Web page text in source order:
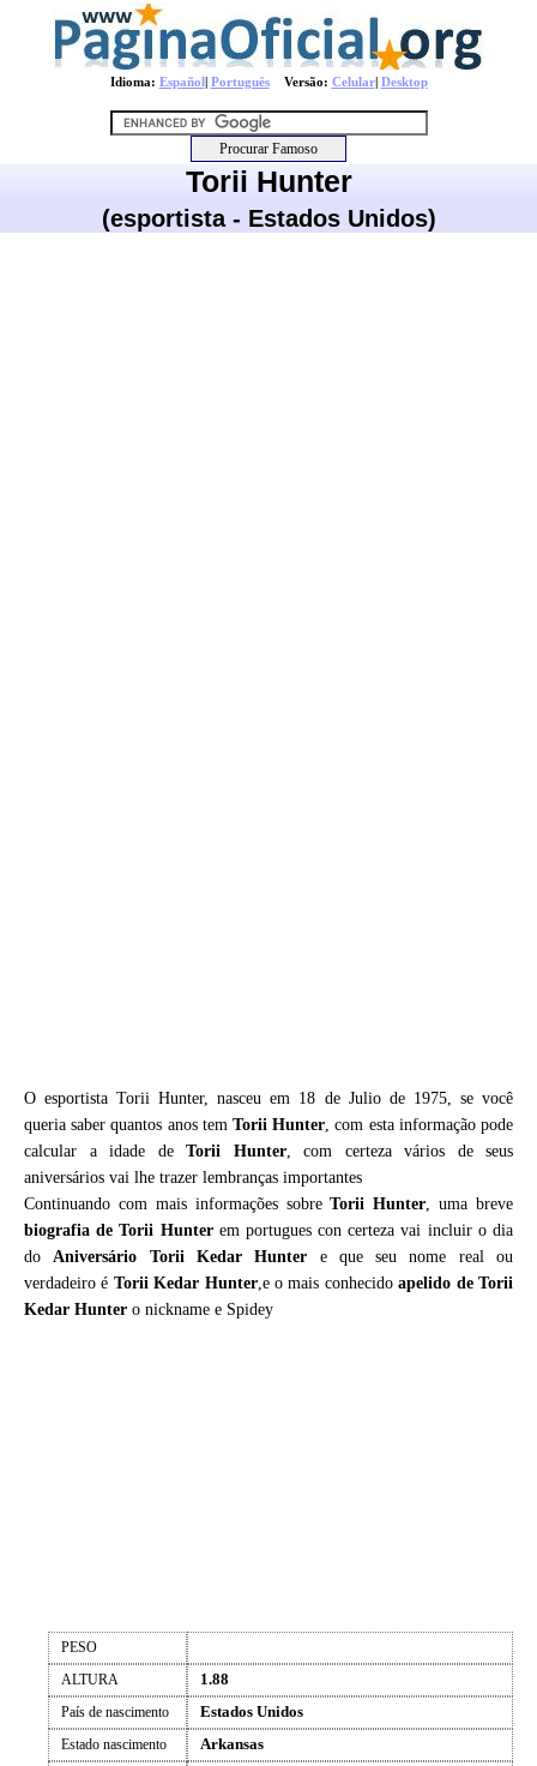
Idioma: Español| PortuguêsVersão: Celular| Desktop
Torii Hunter
(esportista - Estados Unidos)
O esportista Torii Hunter, nasceu em 18 de Julio de 1975, se você
queria saber quantos anos tem Torii Hunter, com esta informação pode
calcular a idade de Torii Hunter, com certeza vários de seus
aniversários vai lhe trazer lembranças importantes
Continuando com mais informações sobreTorii Hunter, uma breve
biografia deTorii Hunterem portugues con certeza vai incluir o dia
doAniversário Torii Kedar Hunter e que seu nome real ou
verdadeiro é Torii Kedar Hunter,e o mais conhecidoapelido de Torii
Kedar Hunter o nickname e Spidey
PESO
ALTURA
1.88
País de nascimento Estados Unidos
Estado nascimento Arkansas